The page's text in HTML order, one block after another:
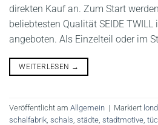
direkten Kauf an. Zum Start
beliebtesten Qualität SEIDE
angeboten. Als Einzelteil oder im
WEITERLESEN →
Veröffentlicht am Allgemein | Markiert
schalfabrik schals städte stadtmotive